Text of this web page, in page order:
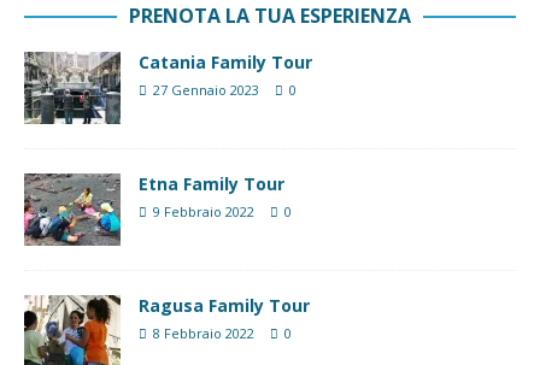
PRENOTA LA TUA ESPERIENZA
Catania Family Tour
27 Gennaio 2023 0
Etna Family Tour
9 Febbraio 2022 0
Ragusa Family Tour
8 Febbraio 2022 0